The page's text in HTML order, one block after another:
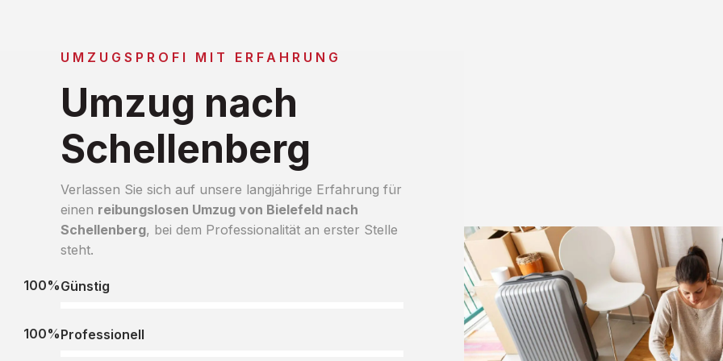
UMZUGSPROFI MIT ERFAHRUNG
Umzug nach
Schellenberg
Verlassen Sie sich auf unsere langjährige Erfahrung für
einen reibungslosen Umzug von Bielefeld nach
Schellenberg, bei dem Professionalität an erster Stelle
steht.
Günstig
100%
Professionell
100%